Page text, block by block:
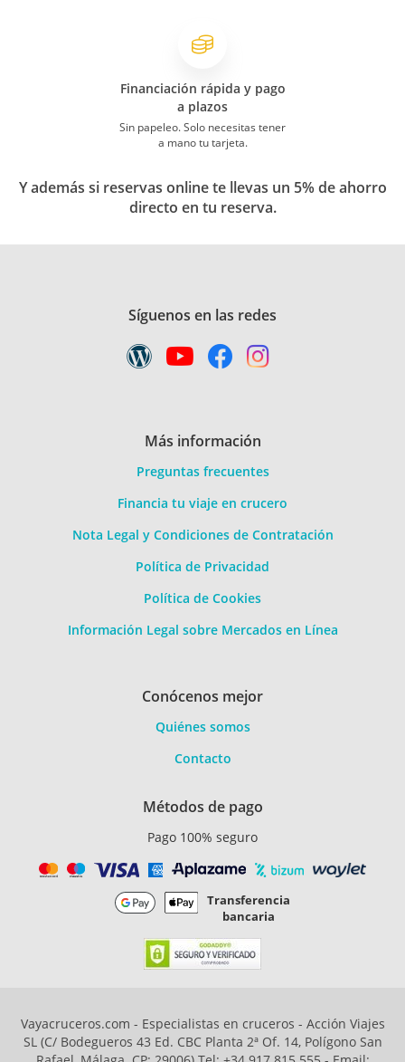
Financiación rápida y pago
a plazos
Sin papeleo. Solo necesitas tener
a mano tu tarjeta.
Y además si reservas online te llevas un 5% de ahorro
directo en tu reserva.
Síguenos en las redes
Más información
Preguntas frecuentes
Financia tu viaje en crucero
Nota Legal y Condiciones de Contratación
Política de Privacidad
Política de Cookies
Información Legal sobre Mercados en Línea
Conócenos mejor
Quiénes somos
Contacto
Métodos de pago
Pago 100% seguro
Transferencia
bancaria
Vayacruceros.com - Especialistas en cruceros - Acción Viajes
SL (C/ Bodegueros 43 Ed. CBC Planta 2ª Of. 14, Polígono San